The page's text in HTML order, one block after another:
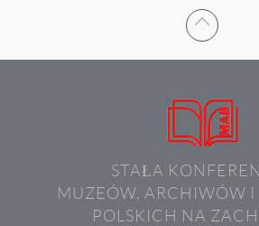
STAŁA
MUZEÓW, ARCHIWÓW
POLSKICH NA